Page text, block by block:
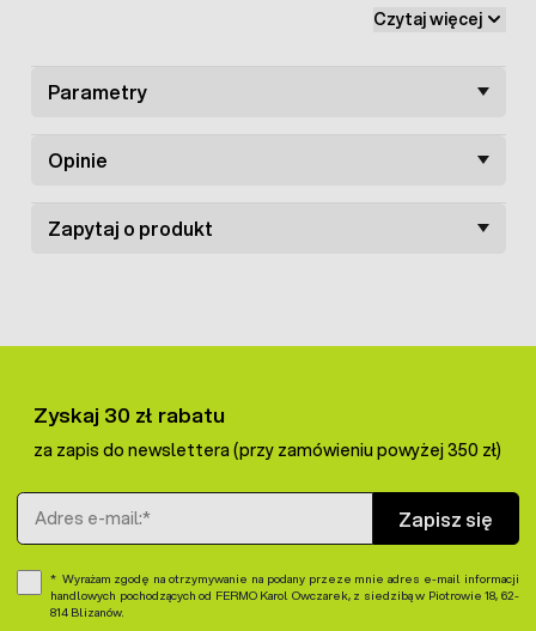
jest idealne do małych gołębników i wolier.Pojnik na
danym momencie z jednego otworu może korzystać tylko
Poidła podwieszane dla gołębi
wykonane jest z wysokiej
wyginały czy odkształcały pod wpływem działania ciśnienia
Czytaj więcej
Parametry
Opinie
Zapytaj o produkt
Zyskaj 30 zł rabatu
za zapis do newslettera (przy zamówieniu powyżej 350 zł)
Adres e-mail
Zapisz się
Wyrażam zgodę na otrzymywanie na podany przeze mnie adres e-mail informacji
handlowych pochodzących od FERMO Karol Owczarek, z siedzibą w Piotrowie 18, 62-
814 Blizanów.